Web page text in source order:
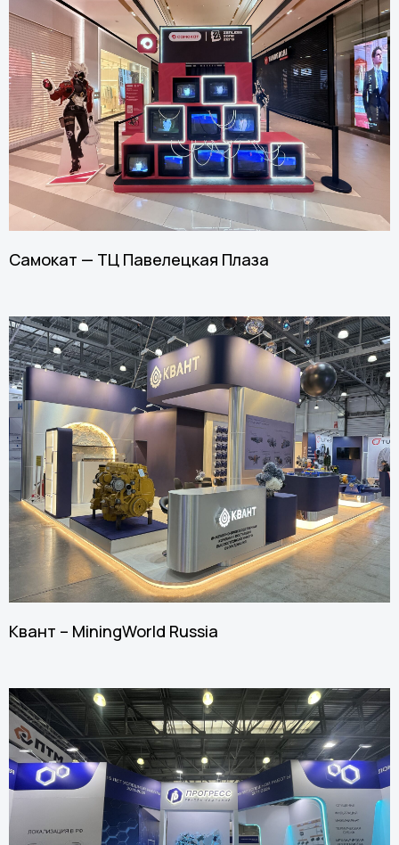
Самокат — ТЦ Павелецкая Плаза
Квант – MiningWorld Russia